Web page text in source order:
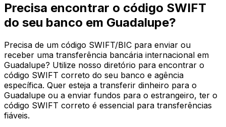
Precisa encontrar o código SWIFT
do seu banco em Guadalupe?
Precisa de um código SWIFT/BIC para enviar ou
receber uma transferência bancária internacional em
Guadalupe? Utilize nosso diretório para encontrar o
código SWIFT correto do seu banco e agência
específica. Quer esteja a transferir dinheiro para o
Guadalupe ou a enviar fundos para o estrangeiro, ter o
código SWIFT correto é essencial para transferências
fiáveis.